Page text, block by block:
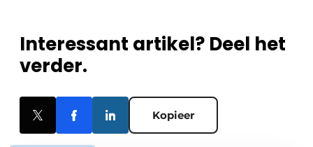
Interessant artikel? Deel het
verder.
Kopieer